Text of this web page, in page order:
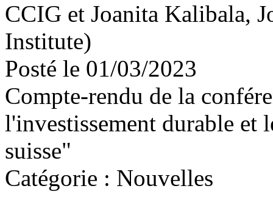
CCIG et Joanita Kalibala,
Institute)
Posté le 01/03/2023
Compte-rendu de la
l'investissement durable et
suisse"
Catégorie : Nouvelles